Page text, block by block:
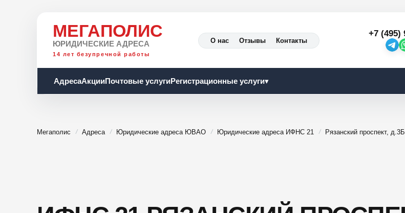
МЕГАПОЛИС
ЮРИДИЧЕСКИЕ АДРЕСА
14 лет безупречной работы
О нас Отзывы Контакты
+7 (495)
АдресаАкцииПочтовые услугиРегистрационные услуги▾
Мегаполис Адреса Юридические адреса ЮВАО Юридические адреса ИФНС 21 Рязанский проспект, д.3Б